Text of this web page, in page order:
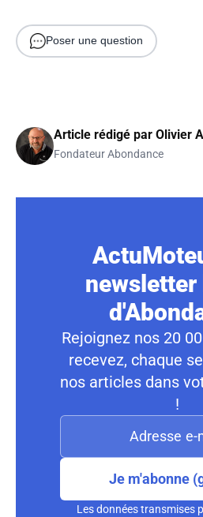
Poser une question
Article rédigé par Olivier
Fondateur Abondance
newsletter
Rejoignez nos 20
recevez, chaque
nos articles dans
!
Je m'abonne
Les données transmises